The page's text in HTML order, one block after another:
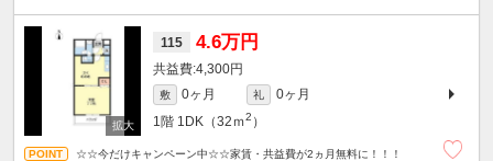
115 4.6万円
4,300円
敷 0ヶ月 礼
0ヶ月
1階 1DK（32ｍ2 ）
☆☆今だけキャンペーン中☆☆家賃・共益費が2ヵ月無料に！！！